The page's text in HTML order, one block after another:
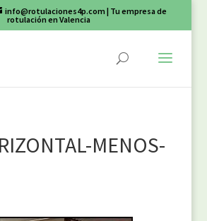
info@rotulaciones4p.com | Tu empresa de
rotulación en Valencia
MENOS-